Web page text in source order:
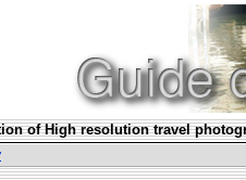
of High resolution travel